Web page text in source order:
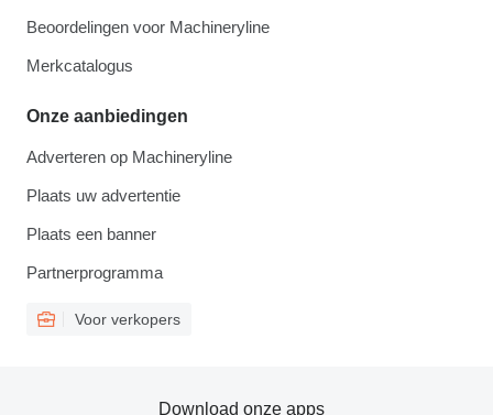
Beoordelingen voor Machineryline
Merkcatalogus
Onze aanbiedingen
Adverteren op Machineryline
Plaats uw advertentie
Plaats een banner
Partnerprogramma
Voor verkopers
Download onze apps